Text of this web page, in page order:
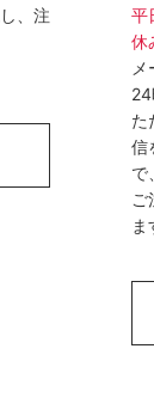
、注
平
休
24
た
信
で、
ご
ま